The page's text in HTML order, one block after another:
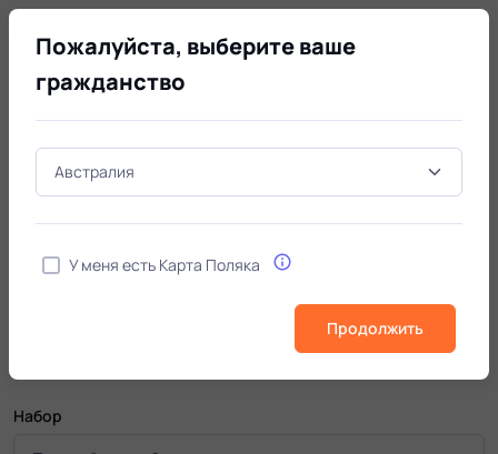
Zarządzanie placówkami ochrony
Бакалавриат / Менеджмент
Контакт
Набор
Пожалуйста, выберите ваше
гражданство
У меня есть Карта Поляка
Продолжить